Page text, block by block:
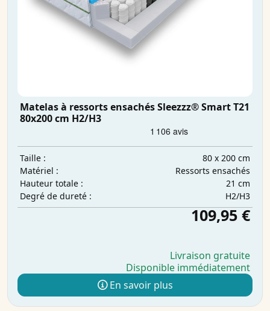
Matelas à ressorts ensachés Sleezzz® Smart T21
80x200 cm H2/H3
Taille :
80 x 200 cm
Matériel :
Ressorts ensachés
Hauteur totale :
21 cm
Degré de dureté :
H2/H3
109,95 €
Livraison gratuite
Disponible immédiatement
En savoir plus